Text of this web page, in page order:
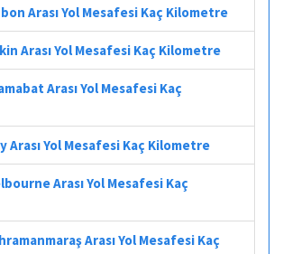
Arası Yol Mesafesi Kaç Kilometre
Arası Yol Mesafesi Kaç Kilometre
Arası Yol Mesafesi Kaç
Arası Yol Mesafesi Kaç Kilometre
Arası Yol Mesafesi Kaç
Arası Yol Mesafesi Kaç